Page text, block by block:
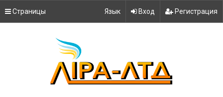
Страницы Язык Вход Регистрация